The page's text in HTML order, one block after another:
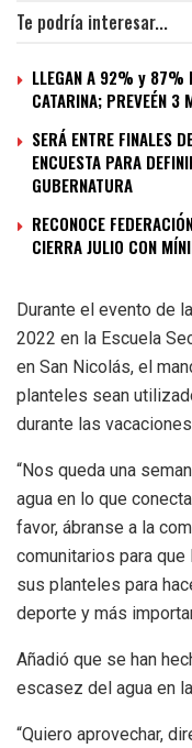
Te podría interesar...
LLEGAN A 92% y 87%
CATARINA; PREVEÉN 3
SERÁ ENTRE FINALES
ENCUESTA PARA
GUBERNATURA
RECONOCE
CIERRA JULIO CON
Durante el evento de
2022 en la Escuela
en San Nicolás, el
planteles sean
durante las
“Nos queda una
agua en lo que
favor, ábranse a la
comunitarios para
sus planteles para
deporte y más
Añadió que se han
escasez del agua en
“Quiero aprovechar,